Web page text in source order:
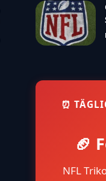
⏰
🏈
NFL